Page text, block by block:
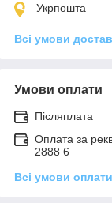
Укрпошта
Всі умови
Умови оплати
Післяплата
Оплата за
2888 6
Всі умови оплати